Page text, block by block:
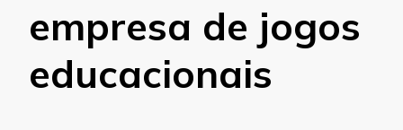
empresa de jogos
educacionais